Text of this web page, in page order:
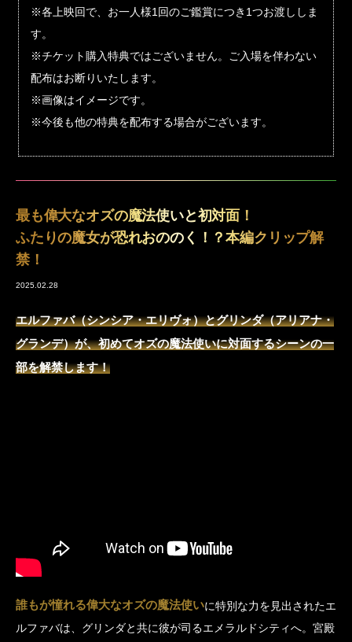
※各上映回で、お一人様1回のご鑑賞につき1つお渡ししま
す。
※チケット購入特典ではございません。ご入場を伴わない
配布はお断りいたします。
※画像はイメージです。
※今後も他の特典を配布する場合がございます。
最も偉大なオズの魔法使いと初対面！
ふたりの魔女が恐れおののく！？本編クリップ解
禁！
2025.02.28
エルファバ（シンシア・エリヴォ）とグリンダ（アリアナ・
グランデ）が、初めてオズの魔法使いに対面するシーンの一
部を解禁します！
誰もが憧れる偉大なオズの魔法使いに特別な力を見出されたエ
ルファバは、グリンダと共に彼が司るエメラルドシティへ。宮殿